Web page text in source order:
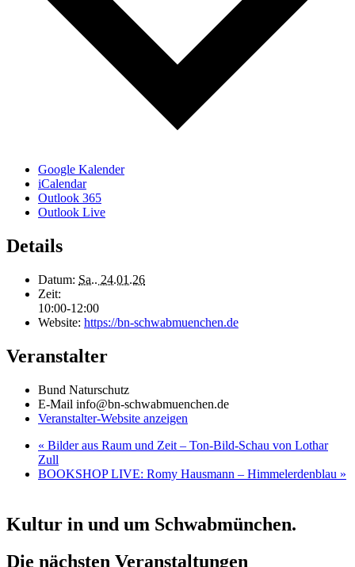
Google Kalender
iCalendar
Outlook 365
Outlook Live
Details
Datum: Sa.. 24.01.26
Zeit:
10:00-12:00
Website: https://bn-schwabmuenchen.de
Veranstalter
Bund Naturschutz
E-Mail info@bn-schwabmuenchen.de
Veranstalter-Website anzeigen
« Bilder aus Raum und Zeit – Ton-Bild-Schau von Lothar
Zull
BOOKSHOP LIVE: Romy Hausmann – Himmelerdenblau »
Kultur in und um Schwabmünchen.
Die nächsten Veranstaltungen